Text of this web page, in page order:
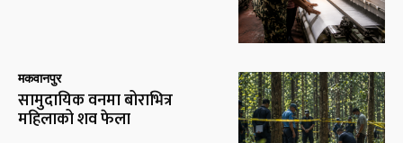
मकवानपुर
सामुदायिक वनमा बोराभित्र
महिलाको शव फेला